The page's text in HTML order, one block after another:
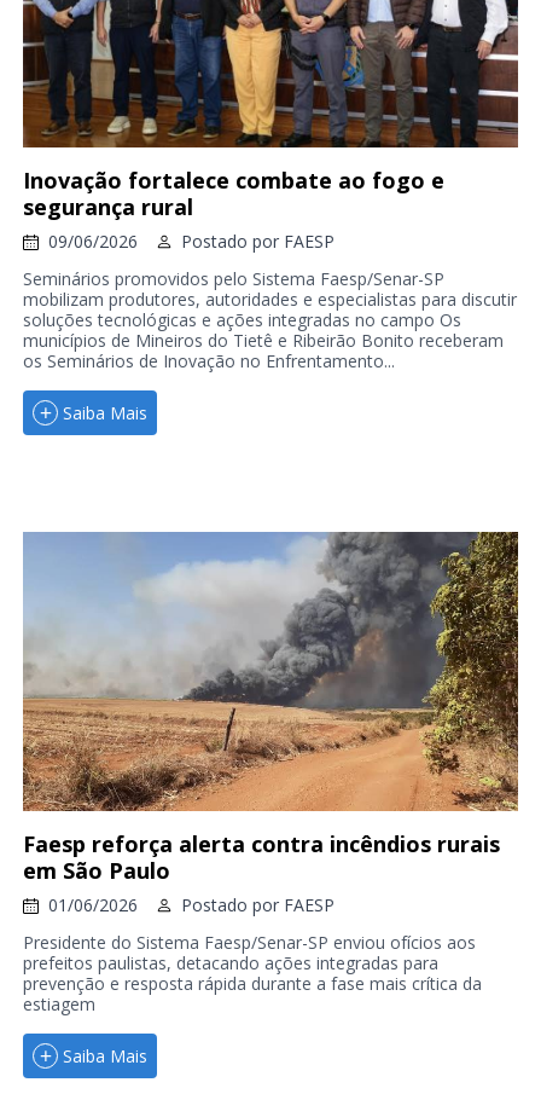
Inovação fortalece combate ao fogo e
segurança rural
09/06/2026 Postado por FAESP
Seminários promovidos pelo Sistema Faesp/Senar-SP
mobilizam produtores, autoridades e especialistas para discutir
soluções tecnológicas e ações integradas no campo Os
municípios de Mineiros do Tietê e Ribeirão Bonito receberam
os Seminários de Inovação no Enfrentamento...
Saiba Mais
Faesp reforça alerta contra incêndios rurais
em São Paulo
01/06/2026 Postado por FAESP
Presidente do Sistema Faesp/Senar-SP enviou ofícios aos
prefeitos paulistas, detacando ações integradas para
prevenção e resposta rápida durante a fase mais crítica da
estiagem
Saiba Mais